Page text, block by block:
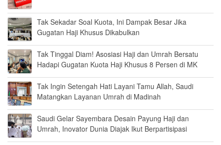
Tak Sekadar Soal Kuota, Ini Dampak Besar Jika
Gugatan Haji Khusus Dikabulkan
Tak Tinggal Diam! Asosiasi Haji dan Umrah Bersatu
Hadapi Gugatan Kuota Haji Khusus 8 Persen di MK
Tak Ingin Setengah Hati Layani Tamu Allah, Saudi
Matangkan Layanan Umrah di Madinah
Saudi Gelar Sayembara Desain Payung Haji dan
Umrah, Inovator Dunia Diajak Ikut Berpartisipasi